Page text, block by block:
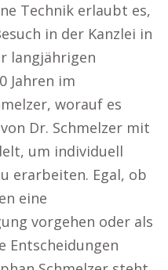
Technik erlaubt es,
in der Kanzlei in
langjährigen
Jahren im
worauf es
Dr. Schmelzer mit
um individuell
erarbeiten. Egal, ob
eine
vorgehen oder als
Entscheidungen